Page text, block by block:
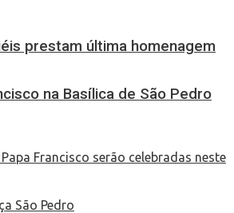
prestam última homenagem
na Basílica de São Pedro